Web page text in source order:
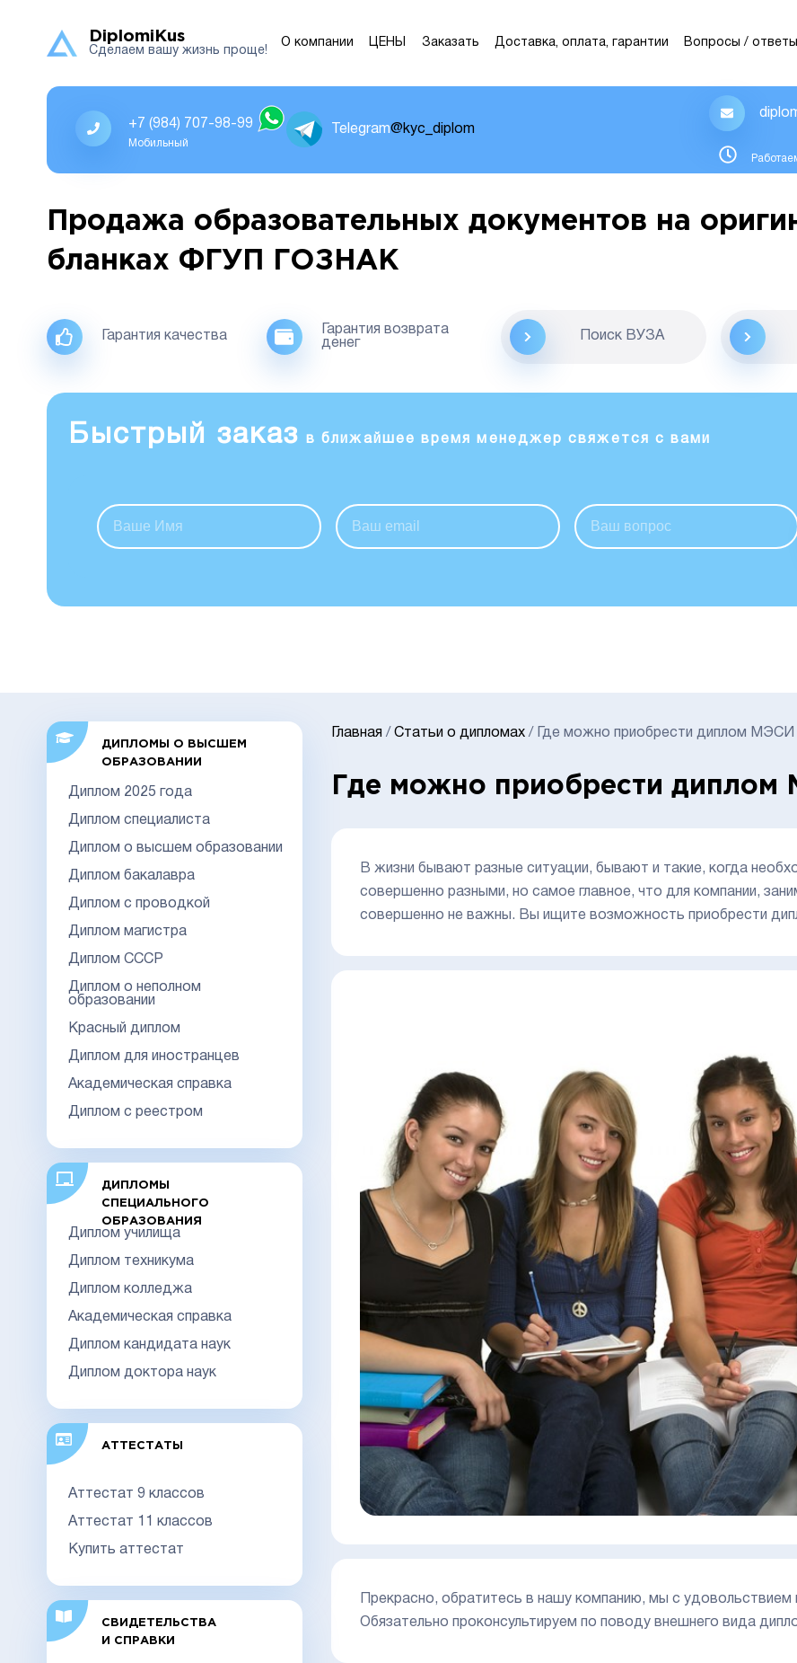
DiplomiKus
Сделаем вашу жизнь проще!
О компании ЦЕНЫ Заказать Доставка, оплата, гарантии Вопросы / ответы
+7 (984) 707-98-99
Мобильный
Telegram@kyc_diplom
Продажа образовательных документов на
бланках ФГУП ГОЗНАК
Гарантия качества
Гарантия возврата
денег
Поиск ВУЗА
Быстрый заказ в ближайшее время менеджер свяжется с вами
ДИПЛОМЫ О ВЫСШЕМ
ОБРАЗОВАНИИ
Диплом 2025 года
Диплом специалиста
Диплом о высшем образовании
Диплом бакалавра
Диплом с проводкой
Диплом магистра
Диплом СССР
Диплом о неполном
образовании
Красный диплом
Диплом для иностранцев
Академическая справка
Диплом с реестром
ДИПЛОМЫ
СПЕЦИАЛЬНОГО
ОБРАЗОВАНИЯ
Диплом училища
Диплом техникума
Диплом колледжа
Академическая справка
Диплом кандидата наук
Диплом доктора наук
АТТЕСТАТЫ
Аттестат 9 классов
Аттестат 11 классов
Купить аттестат
СВИДЕТЕЛЬСТВА
И СПРАВКИ
Главная /Статьи о дипломах / Где можно приобрести диплом МЭСИ
Где можно приобрести диплом
В жизни бывают разные ситуации, бывают и такие, когда
совершенно разными, но самое главное, что для компании,
совершенно не важны. Вы ищите возможность приобрести
Прекрасно, обратитесь в нашу компанию, мы с
Обязательно проконсультируем по поводу внешнего вида